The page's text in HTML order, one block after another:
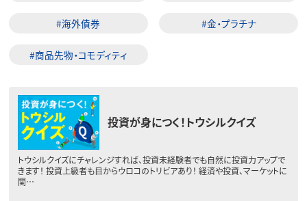
#海外債券 #金・プラチナ
#商品先物・コモディティ
投資が身につく！トウシルクイズ
トウシルクイズにチャレンジすれば、投資未経験者でも自然に投資力アップで
きます！ 投資上級者も目からウロコのトリビアあり！ 経済や投資、マーケットに
関…